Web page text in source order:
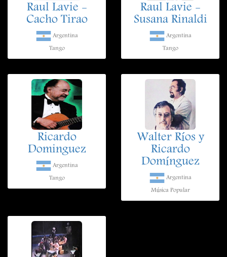
Raul Lavie -
Cacho Tirao
Argentina
Tango
Raul Lavie -
Susana Rinaldi
Argentina
Tango
Ricardo
Dominguez
Argentina
Tango
Walter Ríos y
Ricardo
Domínguez
Argentina
Música Popular